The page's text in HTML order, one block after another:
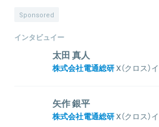
Sponsored
インタビュイー
太田 真人
株式会社電通総研X（クロス
2021年新卒入社。AIの信頼性の研究開
託案件、機械学習ソフトウェア開発業務
矢作 銀平
株式会社電通総研X（クロス